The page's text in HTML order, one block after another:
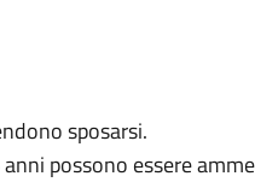
sposarsi.
possono essere